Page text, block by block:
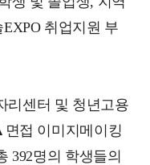
취업지원 부
리센터 및 청년고용
접 이미지메이킹
392명의 학생들의